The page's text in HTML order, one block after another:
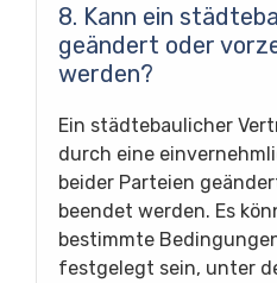
8. Kann ein
geändert oder
werden?
Ein städtebaulicher
durch eine
beider Parteien
beendet werden. Es
bestimmte
festgelegt sein, unter